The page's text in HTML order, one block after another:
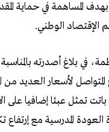
2026، بهدف المساهمة في حماية
الإقتصاد الوطني.
في بلاغ أصدرته
المتواصل لأسعار العديد من
باتت تمثل عبئا إضافيا
المدرسية مع إرتفاع